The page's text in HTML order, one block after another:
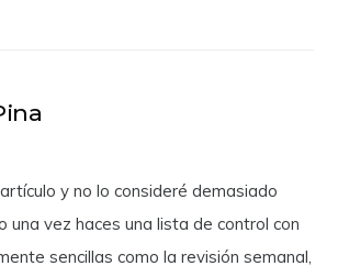
y no lo consideré demasiado
vez haces una lista de control con
sencillas como la revisión semanal,